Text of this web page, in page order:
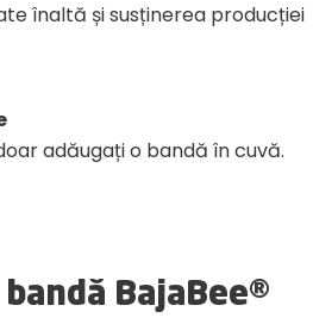
înaltă și susținerea producției
adăugați o bandă în cuvă.
BajaBee®